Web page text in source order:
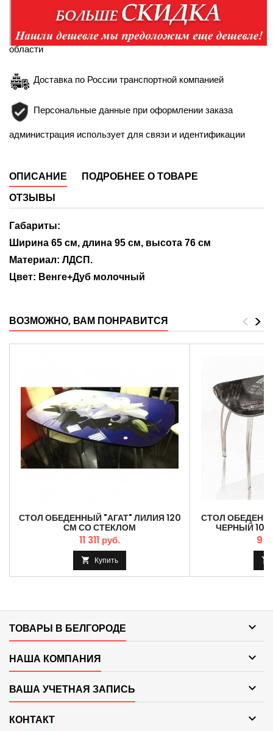
Доставка в пределах Белгорода и Белгородской
области
Доставка по России транспортной компанией
Персональные данные при оформлении заказа
администрация использует для связи и идентификации
ОПИСАНИЕ
ПОДРОБНЕЕ О ТОВАРЕ
ОТЗЫВЫ
Габариты:
Ширина 65 см, длина 95 см, высота 76 см
Материал: ЛДСП.
Цвет: Венге+Дуб молочный
ВОЗМОЖНО, ВАМ ПОНРАВИТСЯ >
<
СТОЛ ОБЕДЕННЫЙ "АГАТ" ЛИЛИЯ 120
СМ СО СТЕКЛОМ
11 311 руб.
 Купить
СТОЛ
ЧЕРНЫЙ
9

ТОВАРЫ В БЕЛГОРОДЕ 
НАША КОМПАНИЯ 
ВАША УЧЕТНАЯ ЗАПИСЬ 
КОНТАКТ 